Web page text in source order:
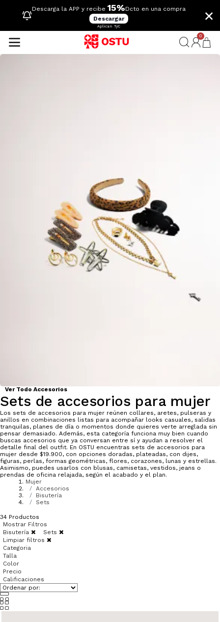
Descarga la APP y recibe 15%Dcto en una compra
Descargar
Aplican TyC
×
0
Ver Todo Accesorios
Sets de accesorios para mujer
Los sets de accesorios para mujer reúnen collares, aretes, pulseras y
anillos en combinaciones listas para acompañar looks casuales, salidas
tranquilas, planes de día o momentos donde quieres verte arreglada sin
pensar demasiado. Además, esta categoría funciona muy bien cuando
buscas accesorios que ya conversan entre sí y ayudan a resolver el
detalle final del outfit. En OSTU encuentras sets de accesorios para
mujer desde $19.900, con opciones doradas, plateadas, con dijes,
figuras, perlas, formas geométricas, flores, corazones, lunas y estrellas.
Asimismo, puedes usarlos con blusas, camisetas, vestidos, jeans o
prendas de oficina relajada, según el acabado y el plan.
Mujer
Accesorios
Bisutería
Sets
34 Productos
Mostrar Filtros
Bisutería
Sets
Limpiar filtros
Categoria
Talla
Color
Precio
Calificaciones